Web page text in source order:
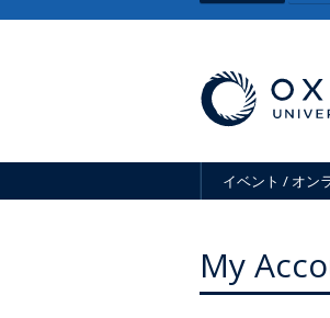
イベント / オン
My